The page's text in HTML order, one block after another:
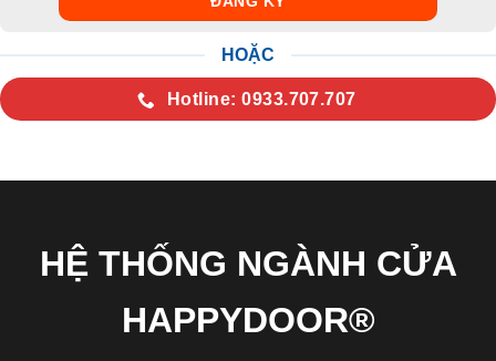
HOẶC
Hotline: 0933.707.707
HỆ THỐNG NGÀNH CỬA
HAPPYDOOR®